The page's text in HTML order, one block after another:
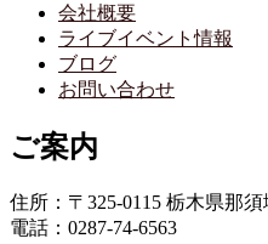
会社概要
ライブイベント情報
ブログ
お問い合わせ
ご案内
住所：〒325-0115 栃木県那
電話：0287-74-6563